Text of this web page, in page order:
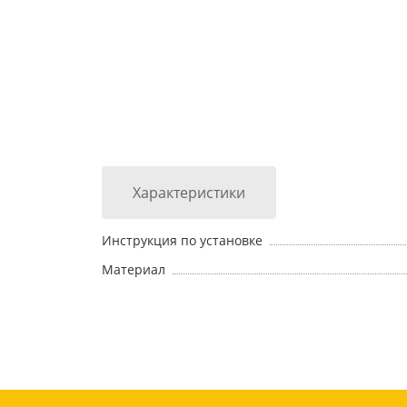
Характеристики
Инструкция по установке
Материал